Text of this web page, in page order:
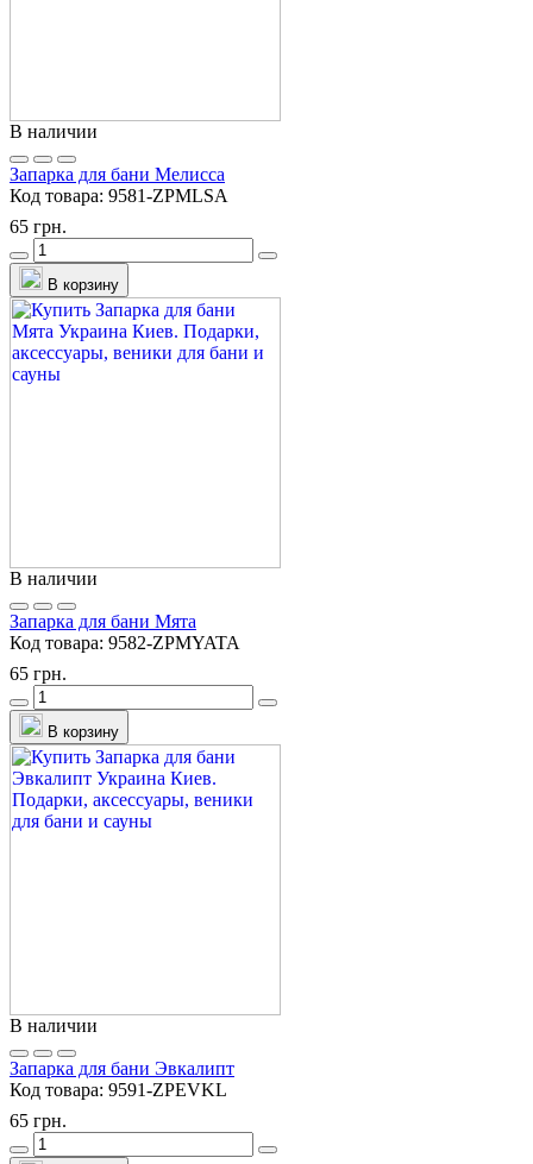
В наличии
Запарка для бани Мелисса
Код товара: 9581-ZPMLSA
65 грн.
В корзину
В наличии
Запарка для бани Мята
Код товара: 9582-ZPMYATA
65 грн.
В корзину
В наличии
Запарка для бани Эвкалипт
Код товара: 9591-ZPEVKL
65 грн.